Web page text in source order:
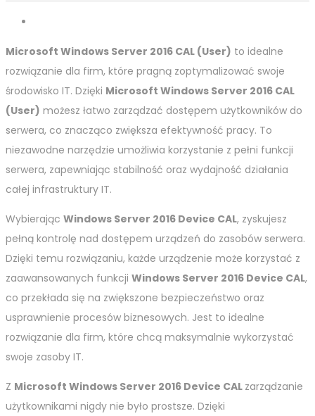
Microsoft Windows Server 2016 CAL (User) to idealne
rozwiązanie dla firm, które pragną zoptymalizować swoje
środowisko IT. Dzięki Microsoft Windows Server 2016 CAL
(User) możesz łatwo zarządzać dostępem użytkowników do
serwera, co znacząco zwiększa efektywność pracy. To
niezawodne narzędzie umożliwia korzystanie z pełni funkcji
serwera, zapewniając stabilność oraz wydajność działania
całej infrastruktury IT.
Wybierając Windows Server 2016 Device CAL, zyskujesz
pełną kontrolę nad dostępem urządzeń do zasobów serwera.
Dzięki temu rozwiązaniu, każde urządzenie może korzystać z
zaawansowanych funkcji Windows Server 2016 Device CAL,
co przekłada się na zwiększone bezpieczeństwo oraz
usprawnienie procesów biznesowych. Jest to idealne
rozwiązanie dla firm, które chcą maksymalnie wykorzystać
swoje zasoby IT.
Z Microsoft Windows Server 2016 Device CAL zarządzanie
użytkownikami nigdy nie było prostsze. Dzięki